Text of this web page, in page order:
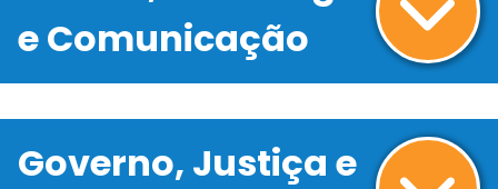
e Comunicação
Governo, Justiça e